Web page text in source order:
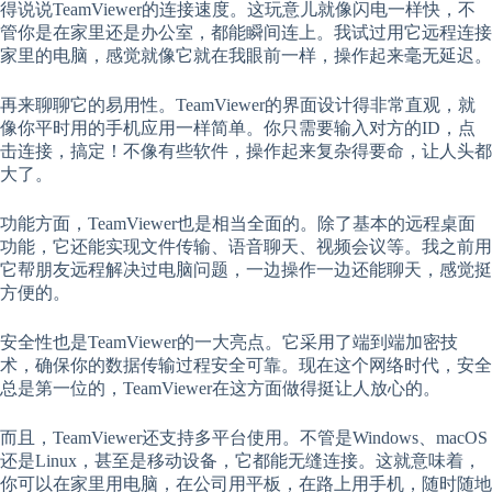
得说说TeamViewer的连接速度。这玩意儿就像闪电一样快，不
管你是在家里还是办公室，都能瞬间连上。我试过用它远程连接
家里的电脑，感觉就像它就在我眼前一样，操作起来毫无延迟。
再来聊聊它的易用性。TeamViewer的界面设计得非常直观，就
像你平时用的手机应用一样简单。你只需要输入对方的ID，点
击连接，搞定！不像有些软件，操作起来复杂得要命，让人头都
大了。
功能方面，TeamViewer也是相当全面的。除了基本的远程桌面
功能，它还能实现文件传输、语音聊天、视频会议等。我之前用
它帮朋友远程解决过电脑问题，一边操作一边还能聊天，感觉挺
方便的。
安全性也是TeamViewer的一大亮点。它采用了端到端加密技
术，确保你的数据传输过程安全可靠。现在这个网络时代，安全
总是第一位的，TeamViewer在这方面做得挺让人放心的。
而且，TeamViewer还支持多平台使用。不管是Windows、macOS
还是Linux，甚至是移动设备，它都能无缝连接。这就意味着，
你可以在家里用电脑，在公司用平板，在路上用手机，随时随地